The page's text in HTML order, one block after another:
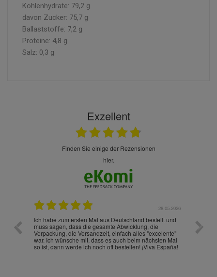
Kohlenhydrate: 79,2 g
davon Zucker: 75,7 g
Ballaststoffe: 7,2 g
Proteine: 4,8 g
Salz: 0,3 g
Exzellent
finden Sie einige der Rezensionen
hier.
28.05.2026
Ich habe zum ersten Mal aus Deutschland bestellt und
muss sagen, dass die gesamte Abwicklung, die
Verpackung, die Versandzeit, einfach alles "excelente"
war. Ich wünsche mit, dass es auch beim nächsten Mal
so ist, dann werde ich noch oft bestellen! ¡Viva España!
Die
gut
ist